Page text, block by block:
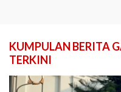
KUMPULAN BERITA
TERKINI